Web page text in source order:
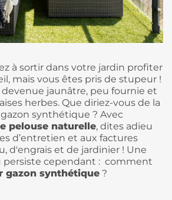
à sortir dans votre jardin profiter
mais vous êtes pris de stupeur !
jaunâtre, peu fournie et
herbes. Que diriez-vous de la
synthétique ? Avec
pelouse naturelle, dites adieu
d’entretien et aux factures
d'engrais et de jardinier ! Une
persiste cependant : comment
gazon synthétique ?